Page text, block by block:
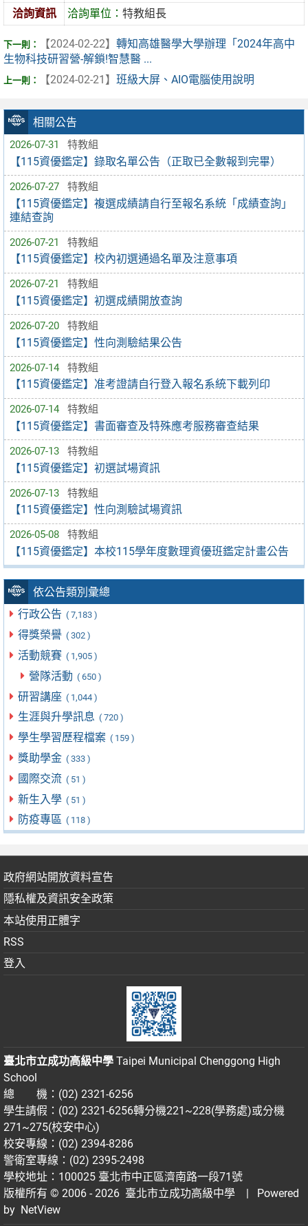
相關公告
2026-07-31 特教組
【115資優鑑定】錄取名單公告（正取已全數報到完畢）
2026-07-27 特教組
【115資優鑑定】複選成績請自行至報名系統「成績查詢」
連結查詢
2026-07-21 特教組
【115資優鑑定】校內初選通過名單及注意事項
2026-07-21 特教組
【115資優鑑定】初選成績開放查詢
2026-07-20 特教組
【115資優鑑定】性向測驗結果公告
2026-07-14 特教組
【115資優鑑定】准考證請自行登入報名系統下載列印
2026-07-14 特教組
【115資優鑑定】書面審查及特殊應考服務審查結果
2026-07-13 特教組
【115資優鑑定】初選試場資訊
2026-07-13 特教組
【115資優鑑定】性向測驗試場資訊
2026-05-08 特教組
【115資優鑑定】本校115學年度數理資優班鑑定計畫公告
依公告類別彙總
行政公告 ( 7,183 )
得獎榮譽 ( 302 )
活動競賽 ( 1,905 )
營隊活動 ( 650 )
研習講座 ( 1,044 )
生涯與升學訊息 ( 720 )
學生學習歷程檔案 ( 159 )
獎助學金 ( 333 )
國際交流 ( 51 )
新生入學 ( 51 )
防疫專區 ( 118 )
洽詢資訊
洽詢單位：特教組長
【2024-02-22】 轉知高雄醫學大學辦理「2024年高中
生物科技研習營-解鎖!智慧醫 ...
【2024-02-21】 班級大屏、AIO電腦使用說明
政府網站開放資料宣告
隱私權及資訊安全政策
本站使用正體字
RSS
登入
臺北市立成功高級中學 Taipei Municipal Chenggong High
School
總 機：(02) 2321-6256
學生請假：(02) 2321-6256轉分機221~228(學務處)或分機
271~275(校安中心)
校安專線：(02) 2394-8286
警衛室專線：(02) 2395-2498
學校地址：100025 臺北市中正區濟南路一段71號
版權所有 © 2006 - 2026 臺北市立成功高級中學
| Powered
by NetView